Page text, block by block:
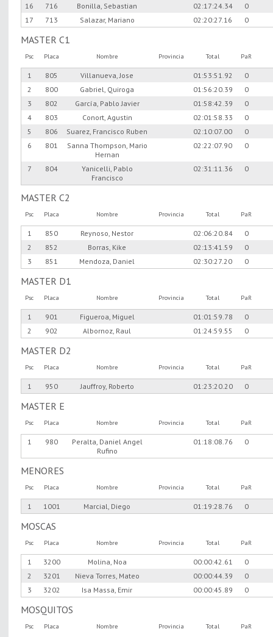
16 716 Bonilla, Sebastian 02:17:24.34
0
17
713 Salazar, Mariano 02:20:27.16 0
MASTER C1
Psc Placa Nombre Provincia Total PaR
1 805 Villanueva, Jose 01:53:51.92
0
2
800 Gabriel, Quiroga 01:56:20.39
0
3
802 García, Pablo Javier 01:58:42.39
0
4
803 Conort, Agustin 02:01:58.33
0
5
806 Suarez, Francisco Ruben 02:10:07.00
0
6
801
Sanna Thompson, Mario
Hernan
02:22:07.90 0
7 804
Yanicelli, Pablo
Francisco
02:31:11.36 0
MASTER C2
Psc Placa Nombre Provincia Total PaR
1 850 Reynoso, Nestor 02:06:20.84
0
2
852 Borras, Kike 02:13:41.59
0
3
851 Mendoza, Daniel 02:30:27.20 0
MASTER D1
Psc Placa Nombre Provincia Total PaR
1 901 Figueroa, Miguel 01:01:59.78
0
2
902 Albornoz, Raul 01:24:59.55 0
MASTER D2
Psc Placa Nombre Provincia Total PaR
1 950 Jauffroy, Roberto 01:23:20.20 0
MASTER E
Psc Placa Nombre Provincia Total PaR
1 980
Peralta, Daniel Angel
Rufino
01:18:08.76 0
MENORES
Psc Placa Nombre Provincia Total PaR
1 1001 Marcial, Diego 01:19:28.76 0
MOSCAS
Psc Placa Nombre Provincia Total PaR
1 3200 Molina, Noa 00:00:42.61
0
2
3201 Nieva Torres, Mateo 00:00:44.39
0
3
3202 Isa Massa, Emir 00:00:45.89 0
MOSQUITOS
Psc Placa Nombre Provincia Total PaR